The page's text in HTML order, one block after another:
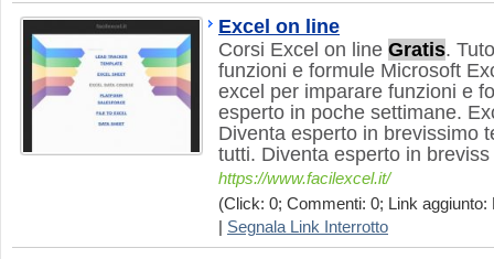
Excel on line
Corsi Excel on line Gratis.
funzioni e formule Microsoft
excel per imparare funzioni e
esperto in poche settimane.
Diventa esperto in brevissimo
tutti. Diventa esperto in breviss
https://www.facilexcel.it/
(Click: 0; Commenti: 0; Link aggiunto:
Segnala Link Interrotto